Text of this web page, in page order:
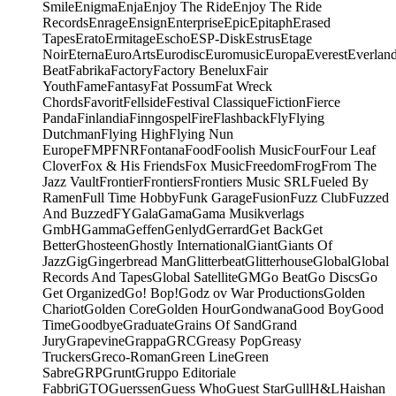
SmileEnigmaEnjaEnjoy The RideEnjoy The Ride
RecordsEnrageEnsignEnterpriseEpicEpitaphErased
TapesEratoErmitageEschoESP-DiskEstrusEtage
NoirEternaEuroArtsEurodiscEuromusicEuropaEverest
BeatFabrikaFactoryFactory BeneluxFair
YouthFameFantasyFat PossumFat Wreck
ChordsFavoritFellsideFestival ClassiqueFictionFierce
PandaFinlandiaFinngospelFireFlashbackFlyFlying
DutchmanFlying HighFlying Nun
EuropeFMPFNRFontanaFoodFoolish MusicFourFour Leaf
CloverFox & His FriendsFox MusicFreedomFrogFrom The
Jazz VaultFrontierFrontiersFrontiers Music SRLFueled By
RamenFull Time HobbyFunk GarageFusionFuzz ClubFuzzed
And BuzzedFYGalaGamaGama Musikverlags
GmbHGammaGeffenGenlydGerrardGet BackGet
BetterGhosteenGhostly InternationalGiantGiants Of
JazzGigGingerbread ManGlitterbeatGlitterhouseGlobalGlobal
Records And TapesGlobal SatelliteGMGo BeatGo DiscsGo
Get OrganizedGo! Bop!Godz ov War ProductionsGolden
ChariotGolden CoreGolden HourGondwanaGood BoyGood
TimeGoodbyeGraduateGrains Of SandGrand
JuryGrapevineGrappaGRCGreasy PopGreasy
TruckersGreco-RomanGreen LineGreen
SabreGRPGruntGruppo Editoriale
FabbriGTOGuerssenGuess WhoGuest StarGullH&LHaishan